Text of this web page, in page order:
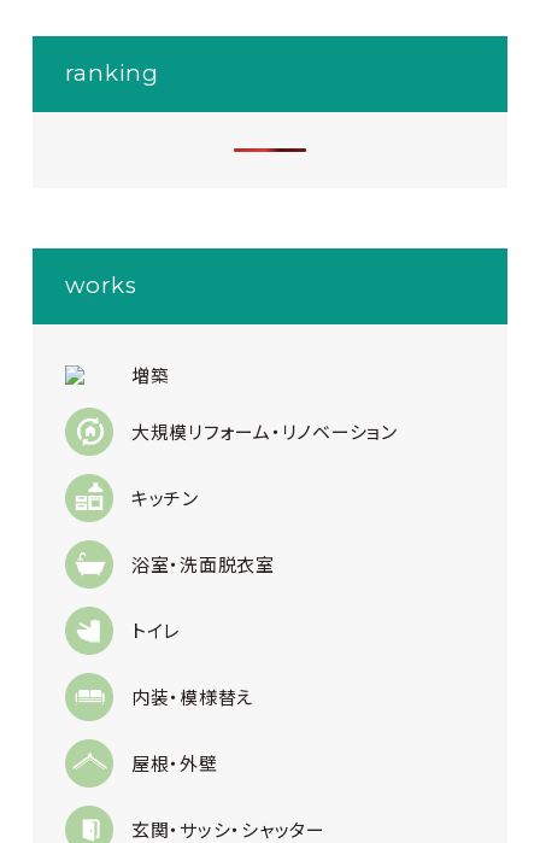
ranking
works
増築
大規模リフォーム・リノベーション
キッチン
浴室・洗面脱衣室
トイレ
内装・模様替え
屋根・外壁
玄関・サッシ・シャッター